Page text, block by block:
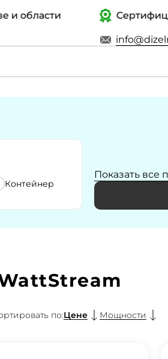
Контейнер
Показать все
по:Цене Мощности